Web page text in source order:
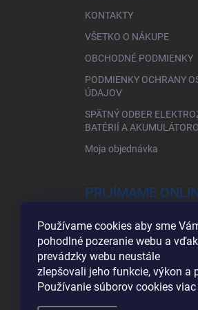
Používame cookies aby sme
pohodlné pozeranie webu a
prevádzky webu neustále
zlepšovali jeho funkcie, výkon a
Používanie súborov cookies
KONTAKTY
VŠETKO O NÁKUPE
OBCHODNÉ PODMIENKY
PODMIENKY OCHRANY
ÚDAJOV
SPÄTNÝ ODBER
BATÉRIÍ A
Moja objednávka
PRIJÍMAME